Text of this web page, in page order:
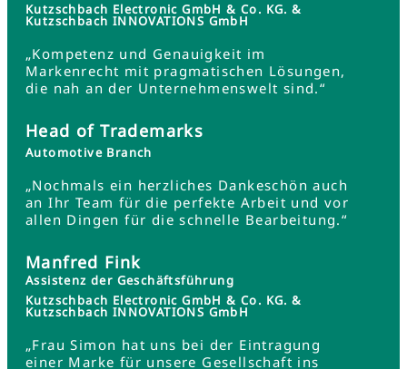
Kutzschbach Electronic GmbH & Co. KG. &
Kutzschbach INNOVATIONS GmbH
„Kompetenz und Genauigkeit im
Markenrecht mit pragmatischen Lösungen,
die nah an der Unternehmenswelt sind.“
Head of Trademarks
Automotive Branch
„Nochmals ein herzliches Dankeschön auch
an Ihr Team für die perfekte Arbeit und vor
allen Dingen für die schnelle Bearbeitung.“
Manfred Fink
Assistenz der Geschäftsführung
Kutzschbach Electronic GmbH & Co. KG. &
Kutzschbach INNOVATIONS GmbH
„Frau Simon hat uns bei der Eintragung
einer Marke für unsere Gesellschaft ins